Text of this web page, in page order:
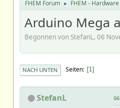
FHEM Forum ► FHEM - Hardware
Arduino Mega
Begonnen von StefanL, 06
NACH UNTEN Seiten 1
StefanL